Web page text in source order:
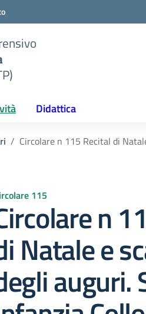
Didattica
Circolare n 115 Recital di
115
n
Natale e
auguri.